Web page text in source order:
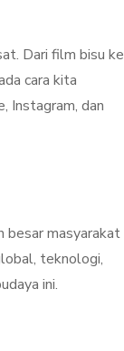
Dari film bisu ke
cara kita
Instagram, dan
besar masyarakat
teknologi,
ini.